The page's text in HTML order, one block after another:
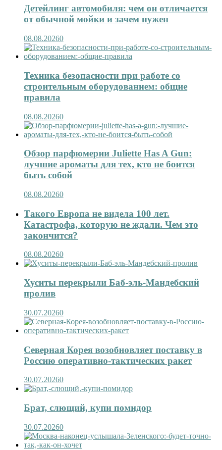
Детейлинг автомобиля: чем он отличается
от обычной мойки и зачем нужен
08.08.20260
Техника безопасности при работе со
строительным оборудованием: общие
правила
08.08.20260
Обзор парфюмерии Juliette Has A Gun:
лучшие ароматы для тех, кто не боится
быть собой
08.08.20260
Такого Европа не видела 100 лет.
Катастрофа, которую не ждали. Чем это
закончится?
08.08.20260
Хуситы перекрыли Баб-эль-Мандебский
пролив
30.07.20260
Северная Корея возобновляет поставку в
Россию оперативно-тактических ракет
30.07.20260
Брат, слющий, купи помидор
30.07.20260